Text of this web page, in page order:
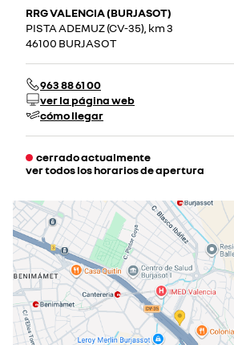
RRG VALENCIA (BURJASOT)
PISTA ADEMUZ (CV-35), km 3
46100 BURJASOT
963 88 61 00
ver la página web
cómo llegar
cerrado actualmente
ver todos los horarios de apertura
martes
miércoles
jueves
viernes
sábado
09:30 - 13:30
domingo